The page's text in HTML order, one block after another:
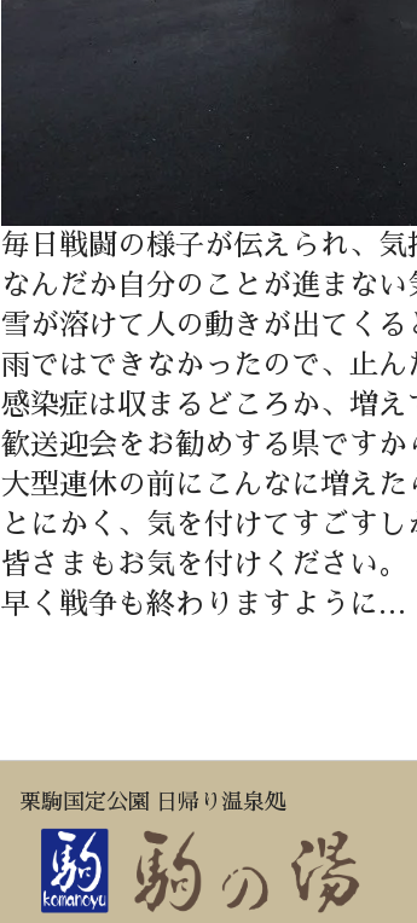
毎日戦闘の様子が伝えられ、気
なんだか自分のことが進まな
雪が溶けて人の動きが出てくる
雨ではできなかったので、止ん
感染症は収まるどころか、増え
歓送迎会をお勧めする県ですか
大型連休の前にこんなに増えた
とにかく、気を付けてすごすし
皆さまもお気を付けください。
早く戦争も終わりますように…
栗駒国定公園 日帰り温泉処